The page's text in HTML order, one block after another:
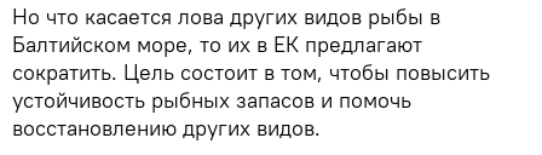
Но что касается лова других видов рыбы в
Балтийском море, то их в ЕК предлагают
сократить. Цель состоит в том, чтобы повысить
устойчивость рыбных запасов и помочь
восстановлению других видов.